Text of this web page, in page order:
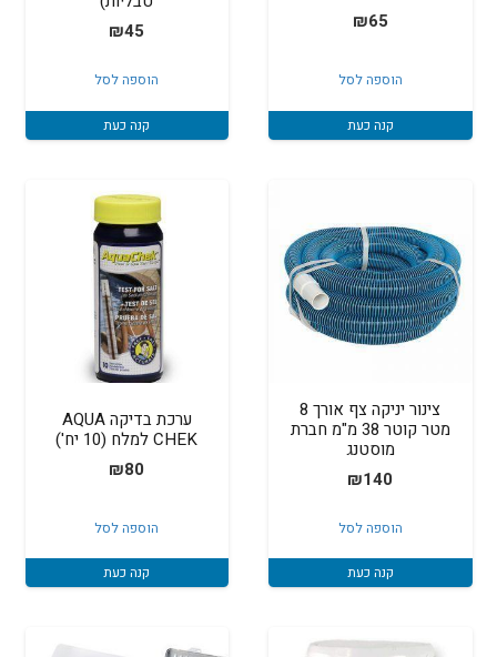
₪65
הוספה לסל
קנה כעת
₪45
הוספה לסל
קנה כעת
צינור יניקה צף אורך 8
מטר קוטר 38 מ"מ חברת
מוסטנג
₪140
הוספה לסל
קנה כעת
ערכת בדיקה AQUA
CHEK למלח (10 יח')
₪80
הוספה לסל
קנה כעת